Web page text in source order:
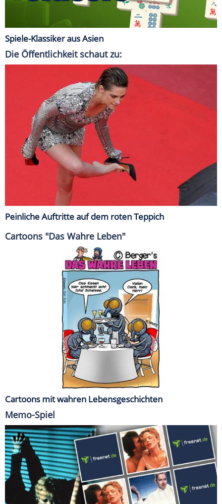
Spiele-Klassiker aus Asien
Die Öffentlichkeit schaut zu:
Peinliche Auftritte auf dem roten Teppich
Cartoons "Das Wahre Leben"
Cartoons mit wahren Lebensgeschichten
Memo-Spiel